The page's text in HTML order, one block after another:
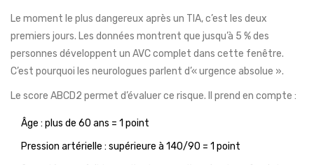
Le moment le plus dangereux après un TIA, c’est les deux
premiers jours. Les données montrent que jusqu’à 5 % des
personnes développent un AVC complet dans cette fenêtre.
C’est pourquoi les neurologues parlent d’« urgence absolue ».
Le score ABCD2 permet d’évaluer ce risque. Il prend en compte :
Âge : plus de 60 ans = 1 point
Pression artérielle : supérieure à 140/90 = 1 point